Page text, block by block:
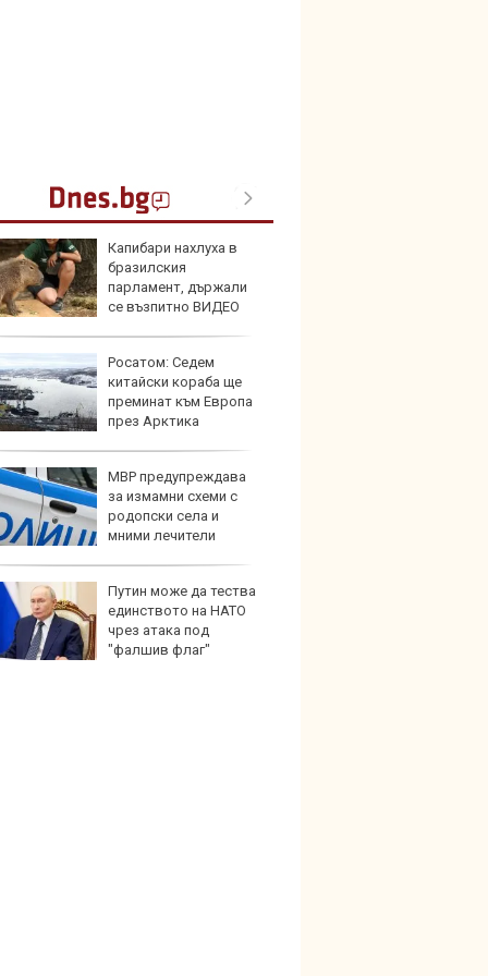
Капибари нахлуха в
бразилския
парламент, държали
се възпитно ВИДЕО
Росатом: Седем
китайски кораба ще
преминат към Европа
през Арктика
МВР предупреждава
за измамни схеми с
родопски села и
мними лечители
Путин може да тества
единството на НАТО
чрез атака под
"фалшив флаг"